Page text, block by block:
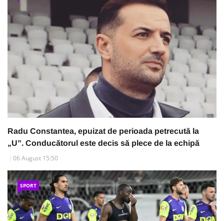
Radu Constantea, epuizat de perioada petrecută la
„U”. Conducătorul este decis să plece de la echipă
06 August 15:50
SPORT